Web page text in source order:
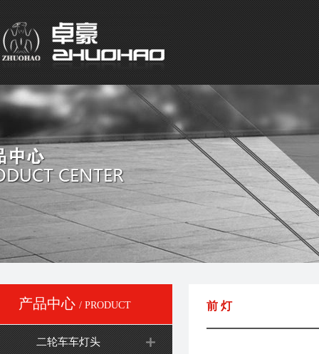
产品中心 / PRODUCT
二轮车车灯头
前 灯